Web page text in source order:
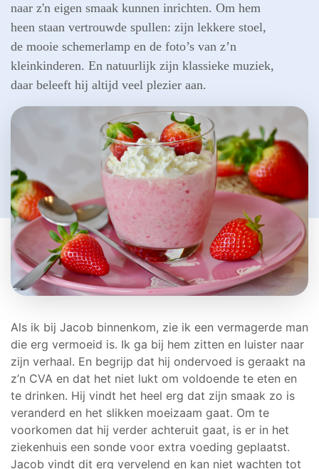
naar z'n eigen smaak kunnen inrichten. Om hem
heen staan vertrouwde spullen: zijn lekkere stoel,
de mooie schemerlamp en de foto’s van z’n
kleinkinderen. En natuurlijk zijn klassieke muziek,
daar beleeft hij altijd veel plezier aan.
Als ik bij Jacob binnenkom, zie ik een vermagerde man
die erg vermoeid is. Ik ga bij hem zitten en luister naar
zijn verhaal. En begrijp dat hij ondervoed is geraakt na
z’n CVA en dat het niet lukt om voldoende te eten en
te drinken. Hij vindt het heel erg dat zijn smaak zo is
veranderd en het slikken moeizaam gaat. Om te
voorkomen dat hij verder achteruit gaat, is er in het
ziekenhuis een sonde voor extra voeding geplaatst.
Jacob vindt dit erg vervelend en kan niet wachten tot